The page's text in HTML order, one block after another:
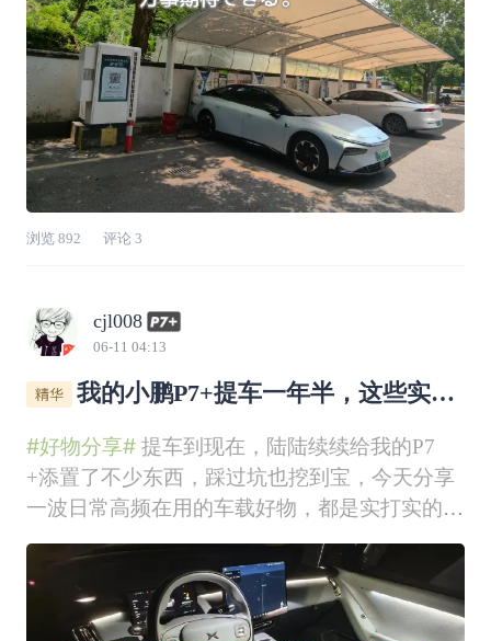
浏览 892 评论 3
cjl008
06-11 04:13
我的小鹏P7+提车一年半，这些实用
#好物分享#提车到现在，陆陆续续给我的P7
+添置了不少东西，踩过坑也挖到宝，今天分享
一波日常高频在用的车载好物，都是实打实的使
用感受，实用性拉满。1. 官方舒适颈枕+腰靠这
一套是专门给P7+定制的，和原车座椅适配度超
高。颈枕能精准贴合颈部曲线，跑长途时稳稳承
托住脖子，不会悬空发硬；腰靠则牢牢顶住腰